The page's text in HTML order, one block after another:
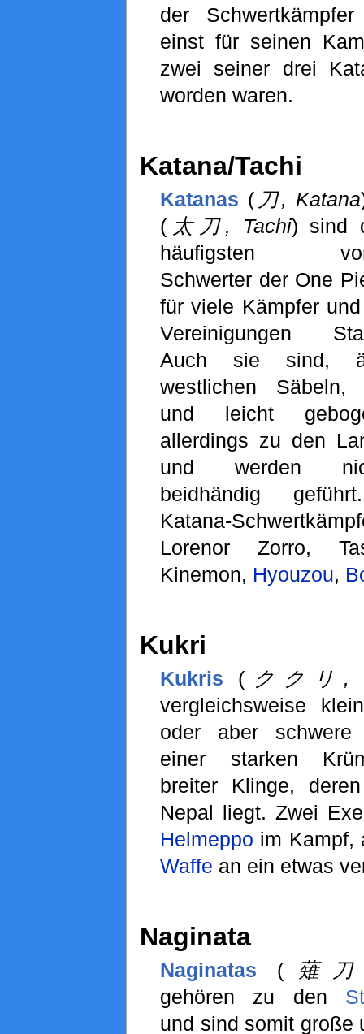
der
einst für seinen
zwei seiner drei
worden waren.
Katana/Tachi
Katanas ( 刀, Katana
( 太刀, Tachi) sind
häufigsten
Schwerter der One
für viele Kämpfer
Vereinigungen
Auch sie sind,
westlichen Säbeln,
und leicht
allerdings zu den
und werden
beidhändig
Katana-
Lorenor Zorro,
Kinemon, Hyouzou,
Kukri
Kukris ( ククリ,
vergleichsweise
oder aber
einer starken
breiter Klinge,
Nepal liegt. Zwei
Helmeppo im Kampf,
Waffe an ein etwas
Naginata
Naginatas (薙刀,
gehören zu den
und sind somit große